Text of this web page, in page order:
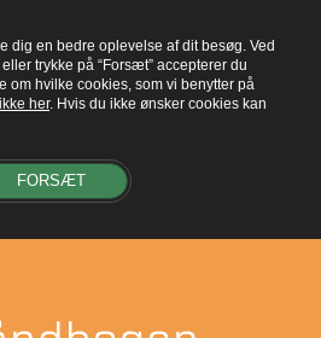
dig en bedre oplevelse af dit besøg. Ved
trykke på “Forsæt” accepterer du
om hvilke cookies, som vi benytter på
her. Hvis du ikke ønsker cookies kan
FORSÆT